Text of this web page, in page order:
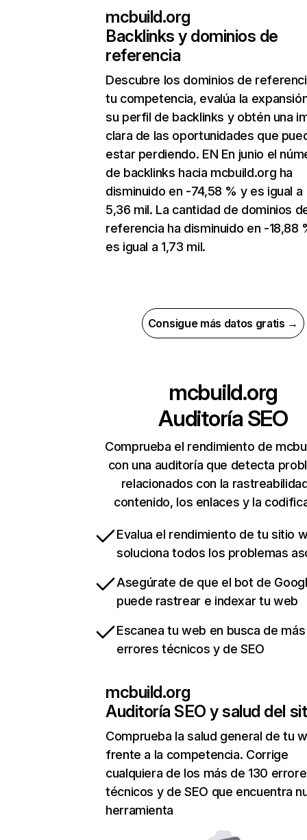
mcbuild.org
Backlinks y dominios de
referencia
Descubre los dominios de
tu competencia, evalúa la
su perfil de backlinks y obtén una
clara de las oportunidades que
estar perdiendo. EN En junio el
de backlinks hacia mcbuild.org ha
disminuido en -74,58 % y es igual a
5,36 mil. La cantidad de dominios
referencia ha disminuido en -18,88
es igual a 1,73 mil.
Consigue más datos gratis →
mcbuild.org
Auditoría SEO
Comprueba el rendimiento de
con una auditoría que detecta
relacionados con la
contenido, los enlaces y la
Evalua el rendimiento de tu sitio
soluciona todos los problemas
Asegúrate de que el bot de
puede rastrear e indexar tu web
Escanea tu web en busca de
errores técnicos y de SEO
mcbuild.org
Auditoría SEO y salud del
Comprueba la salud general de tu
frente a la competencia. Corrige
cualquiera de los más de 130
técnicos y de SEO que encuentra
herramienta